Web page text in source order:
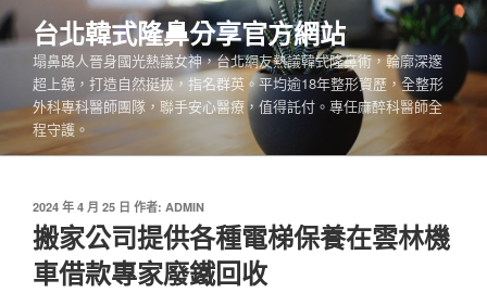
跳
至
內
台北韓式隆鼻分享官方網站
塌鼻路人晉身國光熱議女神，台北網友熱議韓式隆鼻術，輪廓深邃
超上鏡，打造自然挺拔，指名群英。平均逾18年整形資歷，全整形
外科專科醫師團隊，聯手安心醫療，值得託付。專任麻醉科醫師全
程守護。
發
佈
於
2024 年 4 月 25 日 作者: ADMIN
搬家公司提供各種電梯保養在雲林機
車借款專家廢鐵回收